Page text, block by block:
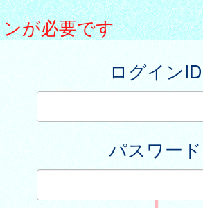
が必要です
ログインID
パスワード